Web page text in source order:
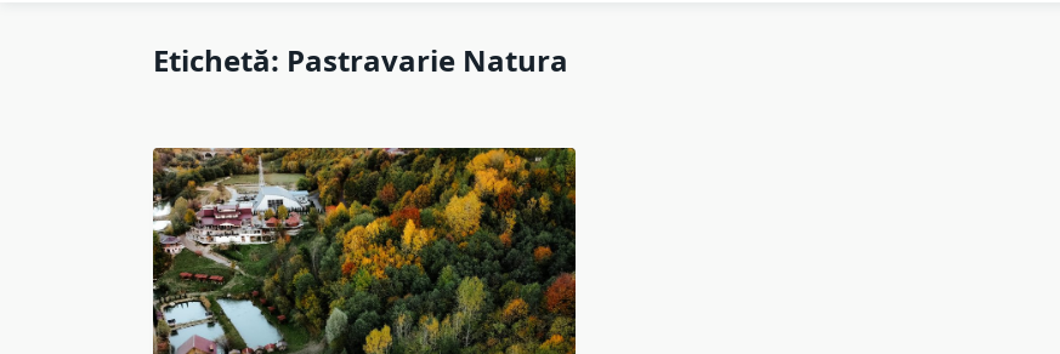
Etichetă: Pastravarie Natura